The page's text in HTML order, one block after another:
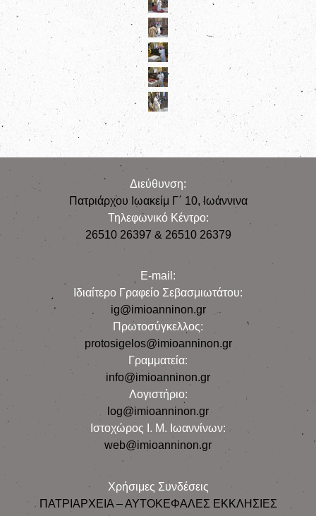
Διεύθυνση:
Πατριάρχου Ιωακείμ Γ΄ 10, Iωάννινα
Τηλεφωνικό Κέντρο:
26510 26397 & 26510 26379
E-mail:
Iδιαίτερο Γραφείο Σεβασμιωτάτου:
ig@imioanninon.gr
Πρωτοσύγκελλος:
protosigelos@imioanninon.gr
Γραμματεία:
info@imioanninon.gr
Λογιστήριο:
log@imioanninon.gr
Ιστοχώρος Ι. Μ. Ιωαννίνων:
web@imioanninon.gr
Χρήσιμες Συνδέσεις
ΠΑΤΡΙΑΡΧΕΙΑ – ΑΥΤΟΚΕΦΑΛΕΣ ΕΚΚΛΗΣΙΕΣ